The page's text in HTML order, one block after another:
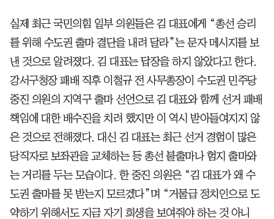
실제 최근 국민의힘 일부 의원들은 김 대표에게 “총선 승리
를 위해 수도권 출마 결단을 내려 달라”는 문자 메시지를 보
낸 것으로 알려졌다. 김 대표는 답장을 하지 않았다고 한다.
강서구청장 패배 직후 이철규 전 사무총장이 수도권 민주당
중진 의원의 지역구 출마 선언으로 김 대표와 함께 선거 패배
책임에 대한 배수진을 치려 했지만 이 역시 받아들여지지 않
은 것으로 전해졌다. 대신 김 대표는 최근 선거 경험이 많은
당직자로 보좌관을 교체하는 등 총선 불출마나 험지 출마와
는 거리를 두는 모습이다. 한 중진 의원은 “김 대표가 왜 수
도권 출마를 못 받는지 모르겠다”며 “거물급 정치인으로 도
약하기 위해서도 지금 자기 희생을 보여줘야 하는 것 아니